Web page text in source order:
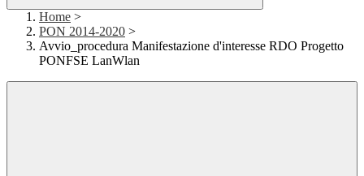
Home >
PON 2014-2020 >
Avvio_procedura Manifestazione d'interesse RDO Progetto
PONFSE LanWlan